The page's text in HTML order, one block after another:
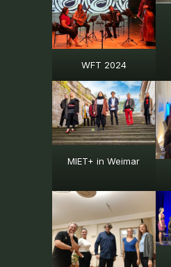
WFT 2024
MIET+ in Weimar